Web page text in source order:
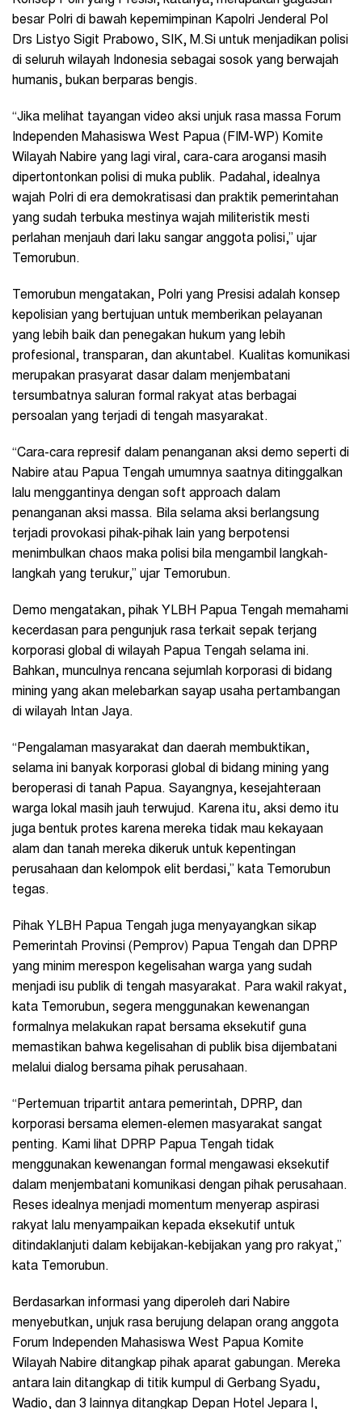
besar Polri di bawah kepemimpinan Kapolri Jenderal Pol
Drs Listyo Sigit Prabowo, SIK, M.Si untuk menjadikan polisi
di seluruh wilayah Indonesia sebagai sosok yang berwajah
humanis, bukan berparas bengis.
“Jika melihat tayangan video aksi unjuk rasa massa Forum
Independen Mahasiswa West Papua (FIM-WP) Komite
Wilayah Nabire yang lagi viral, cara-cara arogansi masih
dipertontonkan polisi di muka publik. Padahal, idealnya
wajah Polri di era demokratisasi dan praktik pemerintahan
yang sudah terbuka mestinya wajah militeristik mesti
perlahan menjauh dari laku sangar anggota polisi,” ujar
Temorubun.
Temorubun mengatakan, Polri yang Presisi adalah konsep
kepolisian yang bertujuan untuk memberikan pelayanan
yang lebih baik dan penegakan hukum yang lebih
profesional, transparan, dan akuntabel. Kualitas komunikasi
merupakan prasyarat dasar dalam menjembatani
tersumbatnya saluran formal rakyat atas berbagai
persoalan yang terjadi di tengah masyarakat.
“Cara-cara represif dalam penanganan aksi demo seperti di
Nabire atau Papua Tengah umumnya saatnya ditinggalkan
lalu menggantinya dengan soft approach dalam
penanganan aksi massa. Bila selama aksi berlangsung
terjadi provokasi pihak-pihak lain yang berpotensi
menimbulkan chaos maka polisi bila mengambil langkah-
langkah yang terukur,” ujar Temorubun.
Demo mengatakan, pihak YLBH Papua Tengah memahami
kecerdasan para pengunjuk rasa terkait sepak terjang
korporasi global di wilayah Papua Tengah selama ini.
Bahkan, munculnya rencana sejumlah korporasi di bidang
mining yang akan melebarkan sayap usaha pertambangan
di wilayah Intan Jaya.
“Pengalaman masyarakat dan daerah membuktikan,
selama ini banyak korporasi global di bidang mining yang
beroperasi di tanah Papua. Sayangnya, kesejahteraan
warga lokal masih jauh terwujud. Karena itu, aksi demo itu
juga bentuk protes karena mereka tidak mau kekayaan
alam dan tanah mereka dikeruk untuk kepentingan
perusahaan dan kelompok elit berdasi,” kata Temorubun
tegas.
Pihak YLBH Papua Tengah juga menyayangkan sikap
Pemerintah Provinsi (Pemprov) Papua Tengah dan DPRP
yang minim merespon kegelisahan warga yang sudah
menjadi isu publik di tengah masyarakat. Para wakil rakyat,
kata Temorubun, segera menggunakan kewenangan
formalnya melakukan rapat bersama eksekutif guna
memastikan bahwa kegelisahan di publik bisa dijembatani
melalui dialog bersama pihak perusahaan.
“Pertemuan tripartit antara pemerintah, DPRP, dan
korporasi bersama elemen-elemen masyarakat sangat
penting. Kami lihat DPRP Papua Tengah tidak
menggunakan kewenangan formal mengawasi eksekutif
dalam menjembatani komunikasi dengan pihak perusahaan.
Reses idealnya menjadi momentum menyerap aspirasi
rakyat lalu menyampaikan kepada eksekutif untuk
ditindaklanjuti dalam kebijakan-kebijakan yang pro rakyat,”
kata Temorubun.
Berdasarkan informasi yang diperoleh dari Nabire
menyebutkan, unjuk rasa berujung delapan orang anggota
Forum Independen Mahasiswa West Papua Komite
Wilayah Nabire ditangkap pihak aparat gabungan. Mereka
antara lain ditangkap di titik kumpul di Gerbang Syadu,
Wadio, dan 3 lainnya ditangkap Depan Hotel Jepara I,